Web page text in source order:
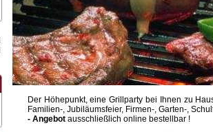
Der Höhepunkt, eine Grillparty bei Ihnen zu
Familien-, Jubiläumsfeier, Firmen-, Garten-,
- Angebotausschließlich online bestellbar !